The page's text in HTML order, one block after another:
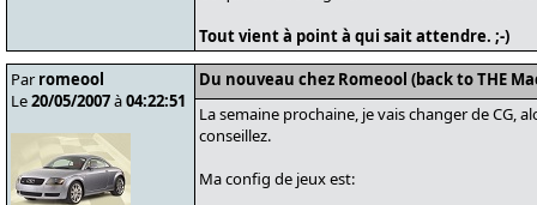
Tout vient à point à qui sait attendre. ;-)
Par romeool
Le20/05/2007à04:22:51
Du nouveau chez Romeool (back to THE
La semaine prochaine, je vais changer de CG,
conseillez.
Ma config de jeux est: